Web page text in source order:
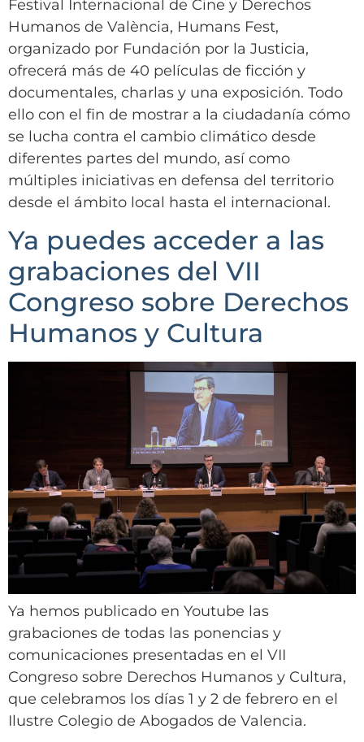
Festival Internacional de Cine y Derechos
Humanos de València, Humans Fest,
organizado por Fundación por la Justicia,
ofrecerá más de 40 películas de ficción y
documentales, charlas y una exposición. Todo
ello con el fin de mostrar a la ciudadanía cómo
se lucha contra el cambio climático desde
diferentes partes del mundo, así como
múltiples iniciativas en defensa del territorio
desde el ámbito local hasta el internacional.
Ya puedes acceder a las
grabaciones del VII
Congreso sobre Derechos
Humanos y Cultura
Ya hemos publicado en Youtube las
grabaciones de todas las ponencias y
comunicaciones presentadas en el VII
Congreso sobre Derechos Humanos y Cultura,
que celebramos los días 1 y 2 de febrero en el
Ilustre Colegio de Abogados de Valencia.